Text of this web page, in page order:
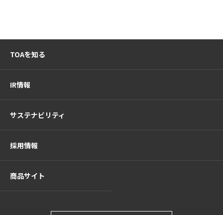
TOAを知る
IR情報
サステナビリティ
採用情報
商品サイト